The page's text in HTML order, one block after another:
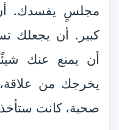
مجلسٍ يفسدك.
كبير. أن يجعلك
أن يمنع عنك
يخرجك من
صحبة، كانت